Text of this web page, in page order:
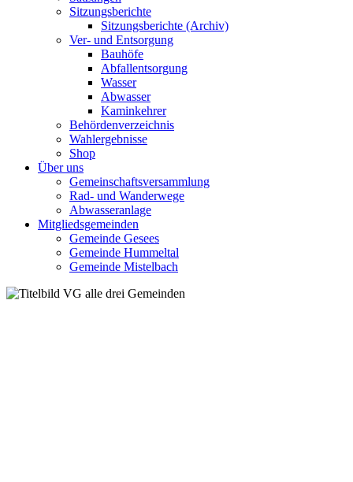
Sitzungsberichte
Sitzungsberichte (Archiv)
Ver- und Entsorgung
Bauhöfe
Abfallentsorgung
Wasser
Abwasser
Kaminkehrer
Behördenverzeichnis
Wahlergebnisse
Shop
Über uns
Gemeinschaftsversammlung
Rad- und Wanderwege
Abwasseranlage
Mitgliedsgemeinden
Gemeinde Gesees
Gemeinde Hummeltal
Gemeinde Mistelbach